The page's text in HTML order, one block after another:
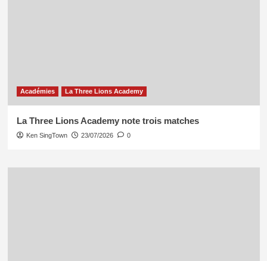
Académies La Three Lions Academy
La Three Lions Academy note trois matches
Ken SingTown 23/07/2026 0